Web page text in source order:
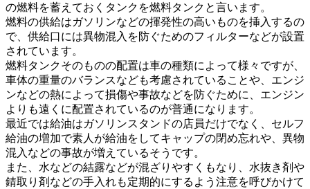
の燃料を蓄えておくタンクを燃料タンクと言います。
燃料の供給はガソリンなどの揮発性の高いものを挿入するの
で、供給口には異物混入を防ぐためのフィルターなどが設置
されています。
燃料タンクそのものの配置は車の種類によって様々ですが、
車体の重量のバランスなども考慮されていることや、エンジ
ンなどの熱によって損傷や事故などを防ぐために、エンジン
よりも遠くに配置されているのが普通になります。
最近では給油はガソリンスタンドの店員だけでなく、セルフ
給油の増加で素人が給油をしてキャップの閉め忘れや、異物
混入などの事故が増えているそうです。
また、水などの結露などが混ざりやすくもなり、水抜き剤や
錆取り剤などの手入れも定期的にするよう注意を呼びかけて